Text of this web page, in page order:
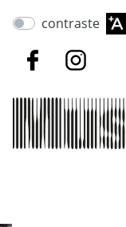
contraste